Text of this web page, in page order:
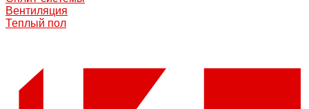
Вентиляция
Теплый пол